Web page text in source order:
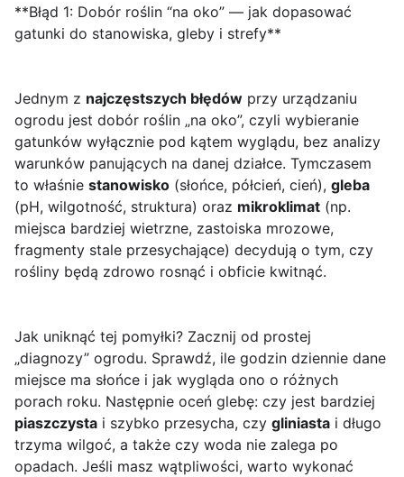
**Błąd 1: Dobór roślin “na oko” — jak dopasować
gatunki do stanowiska, gleby i strefy**
Jednym z najczęstszych błędów przy urządzaniu
ogrodu jest dobór roślin „na oko”, czyli wybieranie
gatunków wyłącznie pod kątem wyglądu, bez analizy
warunków panujących na danej działce. Tymczasem
to właśnie stanowisko (słońce, półcień, cień), gleba
(pH, wilgotność, struktura) oraz mikroklimat (np.
miejsca bardziej wietrzne, zastoiska mrozowe,
fragmenty stale przesychające) decydują o tym, czy
rośliny będą zdrowo rosnąć i obficie kwitnąć.
Jak uniknąć tej pomyłki? Zacznij od prostej
„diagnozy” ogrodu. Sprawdź, ile godzin dziennie dane
miejsce ma słońce i jak wygląda ono o różnych
porach roku. Następnie oceń glebę: czy jest bardziej
piaszczysta i szybko przesycha, czy gliniasta i długo
trzyma wilgoć, a także czy woda nie zalega po
opadach. Jeśli masz wątpliwości, warto wykonać